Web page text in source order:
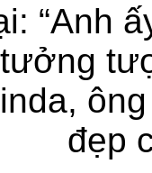
“Anh
đẹp